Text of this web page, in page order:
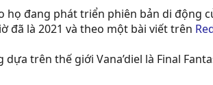
họ đang phát triển phiên bản di động
đã là 2021 và theo một bài viết trên
trên thế giới Vana’diel là Final